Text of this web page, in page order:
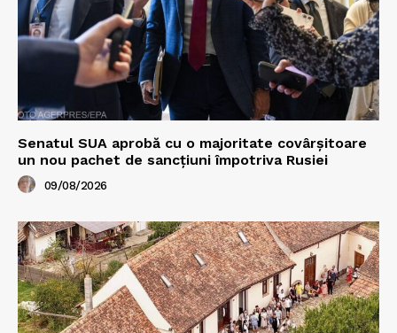
Senatul SUA aprobă cu o majoritate covârșitoare
un nou pachet de sancțiuni împotriva Rusiei
09/08/2026